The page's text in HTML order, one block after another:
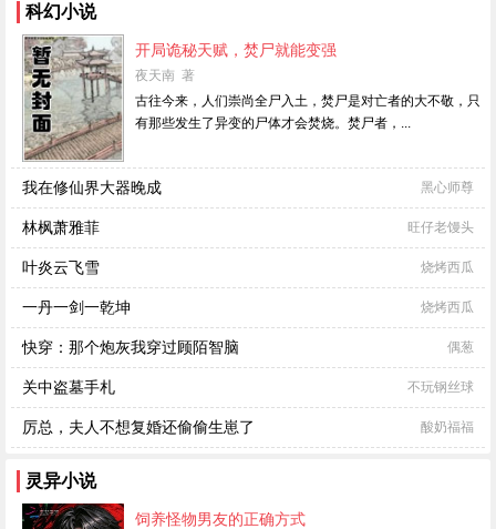
科幻小说
开局诡秘天赋，焚尸就能变强
夜天南 著
古往今来，人们崇尚全尸入土，焚尸是对亡者的大不敬，只
有那些发生了异变的尸体才会焚烧。焚尸者，...
我在修仙界大器晚成 黑心师尊
林枫萧雅菲 旺仔老馒头
叶炎云飞雪 烧烤西瓜
一丹一剑一乾坤 烧烤西瓜
快穿：那个炮灰我穿过顾陌智脑 偶葱
关中盗墓手札 不玩钢丝球
厉总，夫人不想复婚还偷偷生崽了 酸奶福福
灵异小说
饲养怪物男友的正确方式